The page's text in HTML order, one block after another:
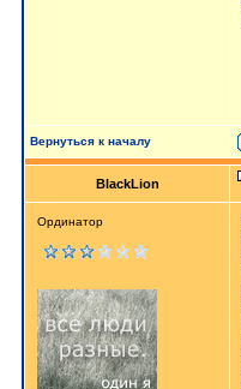
Вернуться к началу
BlackLion
Ординатор